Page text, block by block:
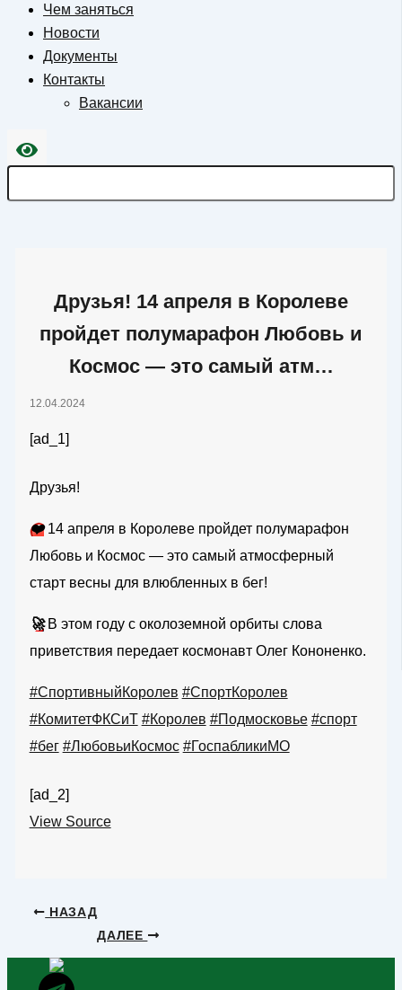
Чем заняться
Новости
Документы
Контакты
Вакансии
Друзья! 14 апреля в Королеве
пройдет полумарафон Любовь и
Космос — это самый атм…
12.04.2024
[ad_1]
Друзья!
❤️14 апреля в Королеве пройдет полумарафон
Любовь и Космос — это самый атмосферный
старт весны для влюбленных в бег!
🚀В этом году с околоземной орбиты слова
приветствия передает космонавт Олег Кононенко.
#СпортивныйКоролев #СпортКоролев
#КомитетФКСиТ #Королев #Подмосковье #спорт
#бег #ЛюбовьиКосмос #ГоспабликиМО
[ad_2]
View Source
НАЗАД
ДАЛЕЕ